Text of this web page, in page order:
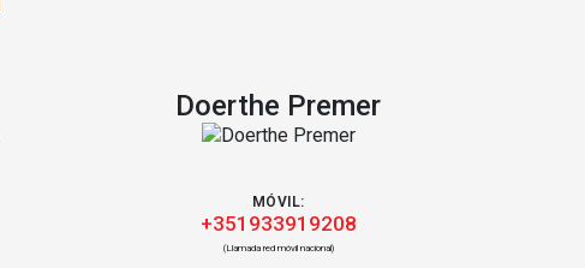
Doerthe Premer
MÓVIL:
+351933919208
(Llamada red móvil nacional)